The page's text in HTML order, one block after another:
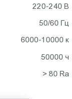
220-240 В
50/60 Гц
6000-10000 к
50000 ч
> 80 Ra